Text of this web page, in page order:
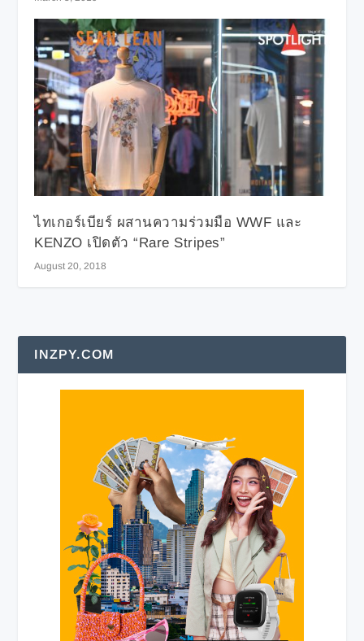
ไทเกอร์เบียร์ ผสานความร่วมมือ WWF และ
KENZO เปิดตัว “Rare Stripes”
August 20, 2018
INZPY.COM